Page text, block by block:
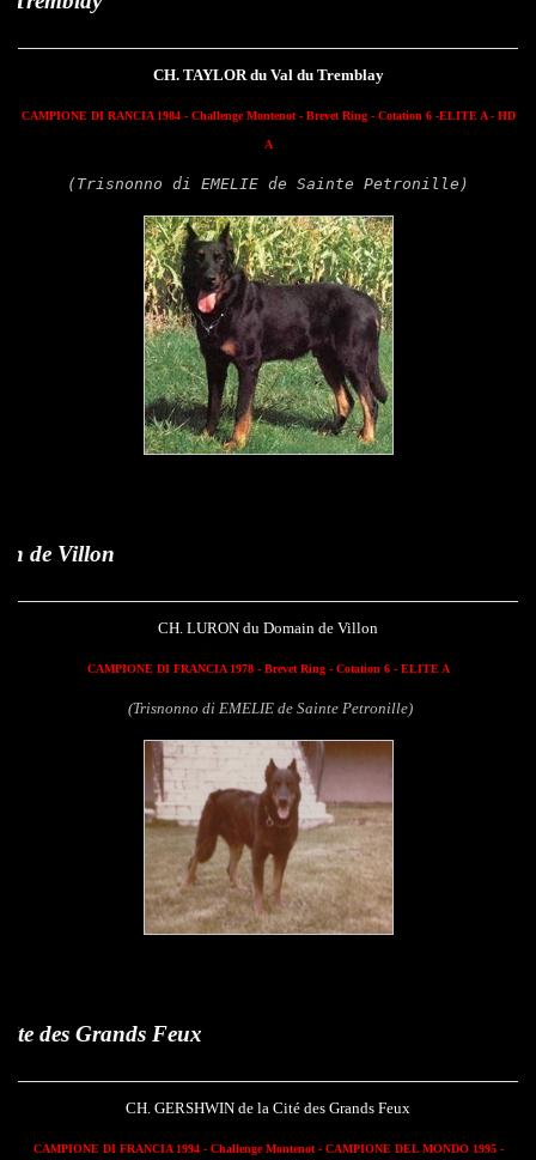
CH. TAYLOR du Val du Tremblay
CAMPIONE DI RANCIA 1984 - Challenge Montenot- Brevet Ring - Cotation 6 -ELITE A - HD
A
(Trisnonno di EMELIE de Sainte Petronille)
CH. LURON du Domain de Villon
CAMPIONE DI FRANCIA 1978 - Brevet Ring - Cotation 6 - ELITE A
(Trisnonno di EMELIE de Sainte Petronille)
CH. GERSHWIN de la Cité des Grands Feux
CAMPIONE DI FRANCIA 1994 - Challenge Montenot- CAMPIONE DEL MONDO 1995 -